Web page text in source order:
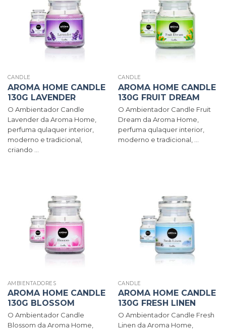
CANDLE
AROMA HOME CANDLE
130G LAVENDER
O Ambientador Candle
Lavender da Aroma Home,
perfuma qulaquer interior,
moderno e tradicional,
criando ...
CANDLE
AROMA HOME CANDLE
130G FRUIT DREAM
O Ambientador Candle Fruit
Dream da Aroma Home,
perfuma qulaquer interior,
moderno e tradicional, ...
AMBIENTADORES
AROMA HOME CANDLE
130G BLOSSOM
O Ambientador Candle
Blossom da Aroma Home,
CANDLE
AROMA HOME CANDLE
130G FRESH LINEN
O Ambientador Candle Fresh
Linen da Aroma Home,